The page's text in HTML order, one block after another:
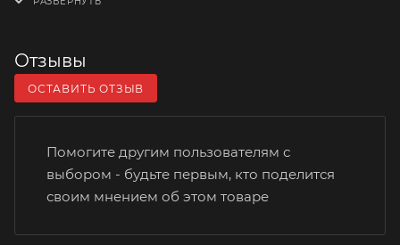
Отзывы
ОСТАВИТЬ ОТЗЫВ
Помогите другим пользователям с
выбором - будьте первым, кто поделится
своим мнением об этом товаре